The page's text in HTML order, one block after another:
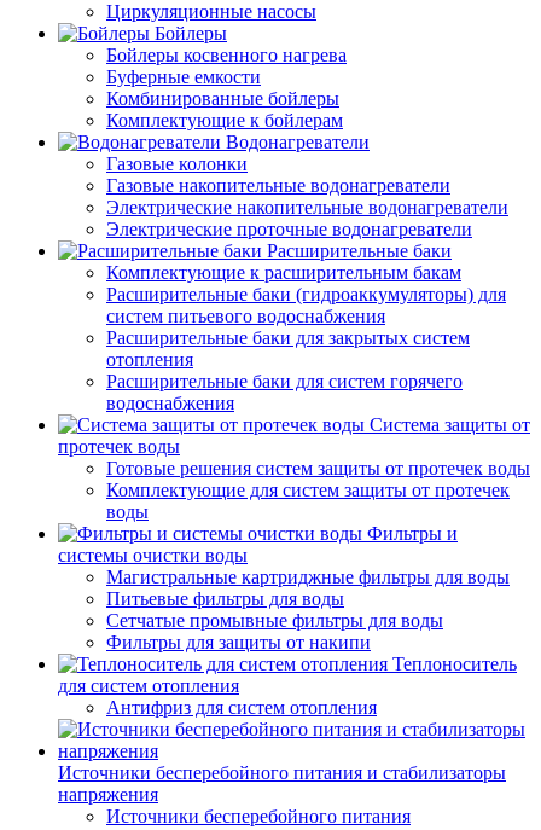
Циркуляционные насосы
Бойлеры
Бойлеры косвенного нагрева
Буферные емкости
Комбинированные бойлеры
Комплектующие к бойлерам
Водонагреватели
Газовые колонки
Газовые накопительные водонагреватели
Электрические накопительные водонагреватели
Электрические проточные водонагреватели
Расширительные баки
Комплектующие к расширительным бакам
Расширительные баки (гидроаккумуляторы) для
систем питьевого водоснабжения
Расширительные баки для закрытых систем
отопления
Расширительные баки для систем горячего
водоснабжения
Система защиты от
протечек воды
Готовые решения систем защиты от протечек воды
Комплектующие для систем защиты от протечек
воды
Фильтры и
системы очистки воды
Магистральные картриджные фильтры для воды
Питьевые фильтры для воды
Сетчатые промывные фильтры для воды
Фильтры для защиты от накипи
Теплоноситель
для систем отопления
Антифриз для систем отопления
Источники бесперебойного питания и стабилизаторы
напряжения
Источники бесперебойного питания